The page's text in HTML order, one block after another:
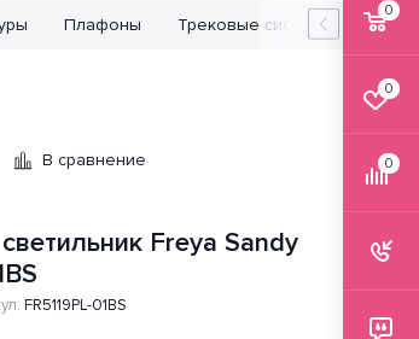
Плафоны Трековые системы
В сравнение
Freya Sandy
FR5119PL-01BS
0
0
0